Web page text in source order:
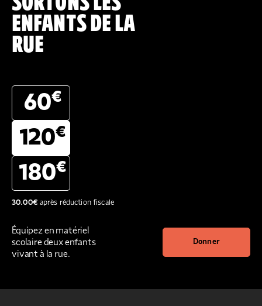
ENFANTS DE LA
RUE
60€
120€
180€
30.00€après réduction fiscale
Équipez en matériel
scolaire deux enfants
vivant à la rue.
Donner